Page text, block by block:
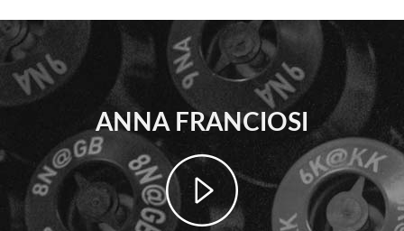
ANNA FRANCIOSI